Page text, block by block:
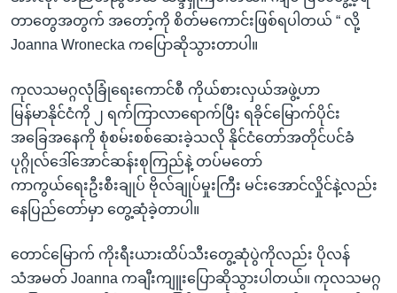
တာတွေအတွက် အတော့်ကို စိတ်မကောင်းဖြစ်ရပါတယ် “ လို့
Joanna Wronecka ကပြောဆိုသွားတာပါ။
ကုလသမဂ္ဂလုံခြုံရေးကောင်စီ ကိုယ်စားလှယ်အဖွဲ့ဟာ
မြန်မာနိုင်ငံကို ၂ ရက်ကြာလာရောက်ပြီး ရခိုင်မြောက်ပိုင်း
အခြေအနေကို စုံစမ်းစစ်ဆေးခဲ့သလို နိုင်ငံတော်အတိုင်ပင်ခံ
ပုဂ္ဂိုလ်ဒေါ်အောင်ဆန်းစုကြည်နဲ့ တပ်မတော်
ကာကွယ်ရေးဦးစီးချုပ် ဗိုလ်ချုပ်မှုးကြီး မင်းအောင်လှိုင်နဲ့လည်း
နေပြည်တော်မှာ တွေ့ဆုံခဲ့တာပါ။
တောင်မြောက် ကိုးရီးယားထိပ်သီးတွေ့ဆုံပွဲကိုလည်း ပိုလန်
သံအမတ် Joanna ကချီးကျူးပြောဆိုသွားပါတယ်။ ကုလသမဂ္ဂ